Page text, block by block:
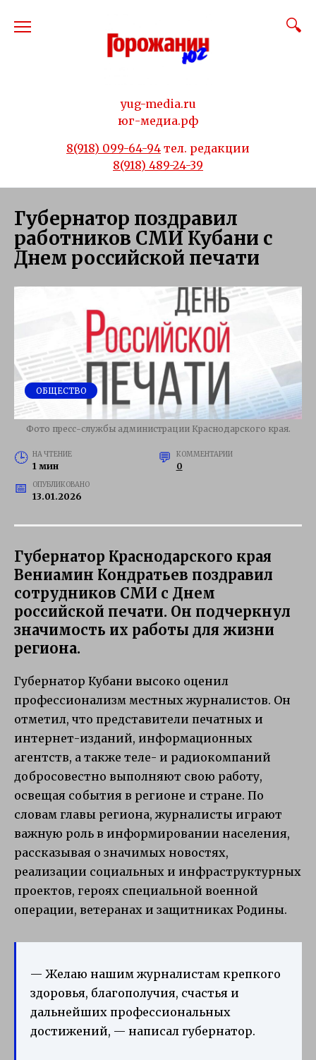
yug-media.ru
юг-медиа.рф
8(918) 099-64-94 тел. редакции
8(918) 489-24-39
Губернатор поздравил
работников СМИ Кубани с
Днем российской печати
ОБЩЕСТВО
Фото пресс-службы администрации Краснодарского края.
НА ЧТЕНИЕ
1 мин
КОММЕНТАРИИ
0
ОПУБЛИКОВАНО
13.01.2026
Губернатор Краснодарского края
Вениамин Кондратьев поздравил
сотрудников СМИ с Днем
российской печати. Он подчеркнул
значимость их работы для жизни
региона.
Губернатор Кубани высоко оценил
профессионализм местных журналистов. Он
отметил, что представители печатных и
интернет-изданий, информационных
агентств, а также теле- и радиокомпаний
добросовестно выполняют свою работу,
освещая события в регионе и стране. По
словам главы региона, журналисты играют
важную роль в информировании населения,
рассказывая о значимых новостях,
реализации социальных и инфраструктурных
проектов, героях специальной военной
операции, ветеранах и защитниках Родины.
— Желаю нашим журналистам крепкого
здоровья, благополучия, счастья и
дальнейших профессиональных
достижений, — написал губернатор.